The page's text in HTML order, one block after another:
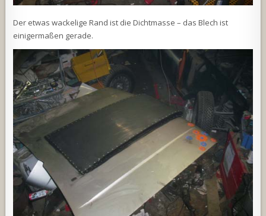
Der etwas wackelige Rand ist die Dichtmasse – das Blech ist
einigermaßen gerade.